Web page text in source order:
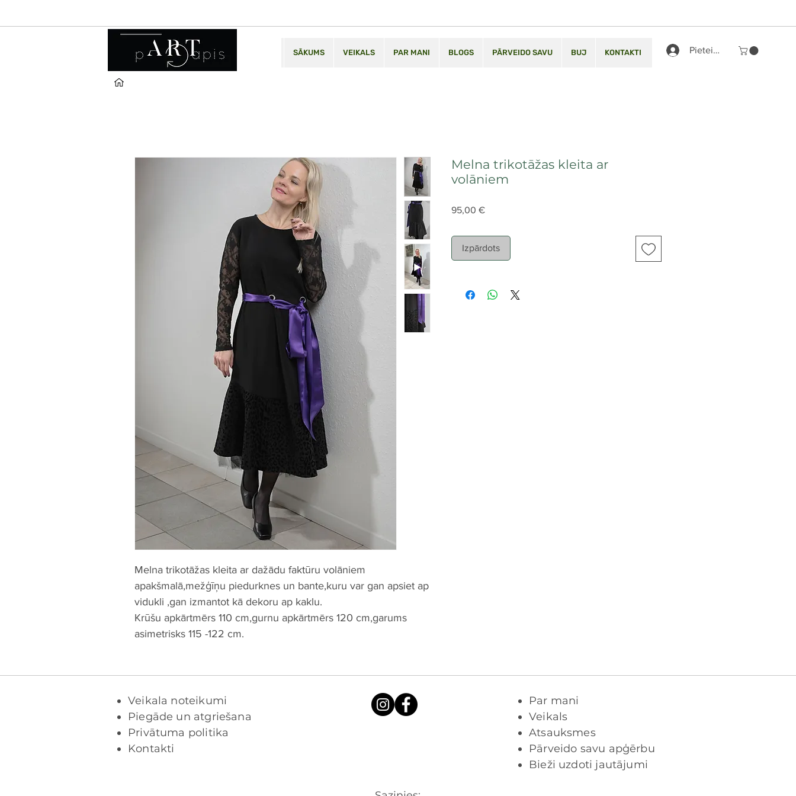
SĀKUMS VEIKALS PAR MANI BLOGS PĀRVEIDO SAVU BUJ KONTAKTI Pieteikties
Melna trikotāžas kleita ar dažādu faktūru volāniem
apakšmalā,mežģīņu piedurknes un bante,kuru var gan apsiet ap
vidukli ,gan izmantot kā dekoru ap kaklu.
Krūšu apkārtmērs 110 cm,gurnu apkārtmērs 120 cm,garums
asimetrisks 115 -122 cm.
Melna trikotāžas kleita ar
volāniem
95,00 €Cena
Izpārdots
Veikala noteikumi
Piegāde un atgriešana
Privātuma politika
Kontakti
Par mani
Veikals
Atsauksmes
Pārveido savu apģērbu
Bieži uzdoti jautājumi